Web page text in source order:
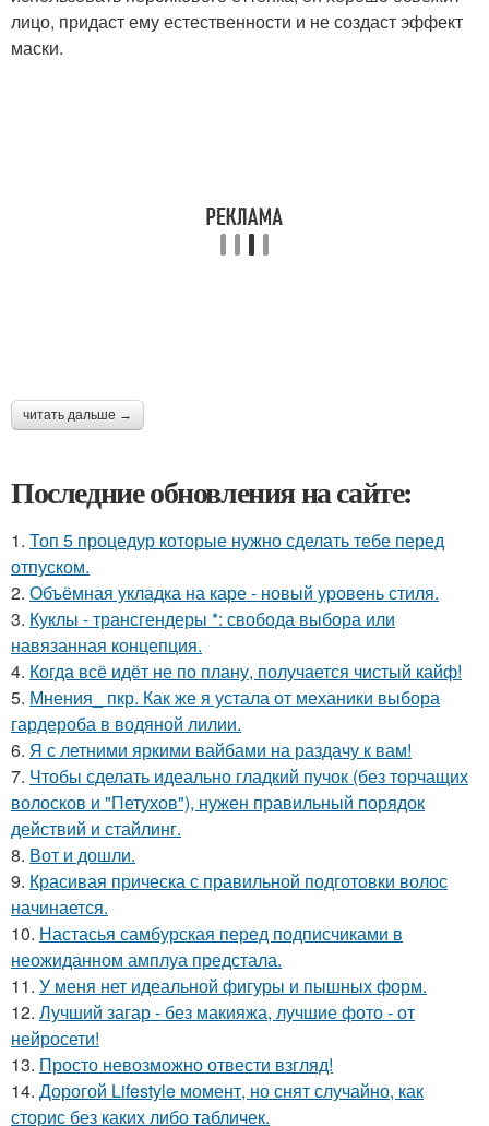
лицо, придаст ему естественности и не создаст эффект
маски.
читать дальше →
Последние обновления на сайте:
1. Топ 5 процедур которые нужно сделать тебе перед
отпуском.
2. Объёмная укладка на каре - новый уровень стиля.
3. Куклы - трансгендеры *: свобода выбора или
навязанная концепция.
4. Когда всё идёт не по плану, получается чистый кайф!
5. Мнения_ пкр. Как же я устала от механики выбора
гардероба в водяной лилии.
6. Я с летними яркими вайбами на раздачу к вам!
7. Чтобы сделать идеально гладкий пучок (без торчащих
волосков и "Петухов"), нужен правильный порядок
действий и стайлинг.
8. Вот и дошли.
9. Красивая прическа с правильной подготовки волос
начинается.
10. Настасья самбурская перед подписчиками в
неожиданном амплуа предстала.
11. У меня нет идеальной фигуры и пышных форм.
12. Лучший загар - без макияжа, лучшие фото - от
нейросети!
13. Просто невозможно отвести взгляд!
14. Дорогой Lifestyle момент, но снят случайно, как
сторис без каких либо табличек.